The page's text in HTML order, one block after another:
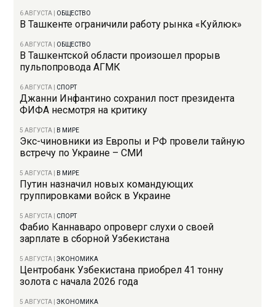
6 АВГУСТА ОБЩЕСТВО
В Ташкенте ограничили работу рынка «Куйлюк»
6 АВГУСТА ОБЩЕСТВО
В Ташкентской области произошел прорыв
пульпопровода АГМК
6 АВГУСТА СПОРТ
Джанни Инфантино сохранил пост президента
ФИФА несмотря на критику
5 АВГУСТА В МИРЕ
Экс-чиновники из Европы и РФ провели тайную
встречу по Украине – СМИ
5 АВГУСТА В МИРЕ
Путин назначил новых командующих
группировками войск в Украине
5 АВГУСТА СПОРТ
Фабио Каннаваро опроверг слухи о своей
зарплате в сборной Узбекистана
5 АВГУСТА |ЭКОНОМИКА
Центробанк Узбекистана приобрел 41 тонну
золота с начала 2026 года
5 АВГУСТА |ЭКОНОМИКА